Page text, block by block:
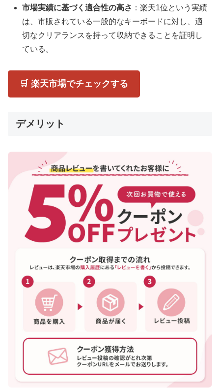
市場実績に基づく適合性の高さ ：楽天1位という実績
は、市販されている一般的なキーボードに対し、適
切なクリアランスを持って収納できることを証明し
ている。
🛒 楽天市場でチェックする
デメリット